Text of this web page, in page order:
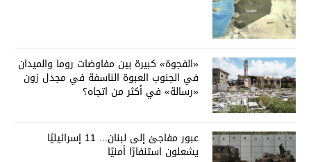
«الفجوة» كبيرة بين مفاوضات روما والميدان
في الجنوب العبوة الناسفة في مجدل زون
«رسالة» في أكثر من اتجاه؟
عبور مفاجئ إلى لبنان... 11 إسرائيليًا
يشعلون استنفارًا أمنيًا